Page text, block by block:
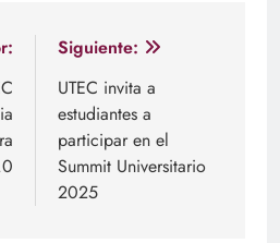
Siguiente:
UTEC invita a
estudiantes a
participar en el
Summit Universitario
2025